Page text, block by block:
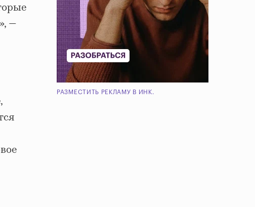
—
РАЗМЕСТИТЬ РЕКЛАМУ В ИНК.